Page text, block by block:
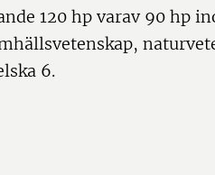
120 hp varav 90 hp
6.